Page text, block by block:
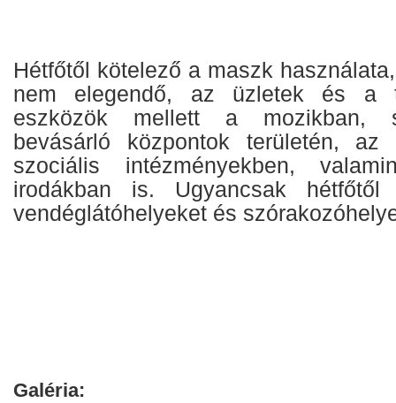
Hétfőtől kötelező a maszk
nem elegendő, az üzletek és a
eszközök mellett a mozikban,
bevásárló központok területén, az
szociális intézményekben,
irodákban is. Ugyancsak
vendéglátóhelyeket és
Galéria: